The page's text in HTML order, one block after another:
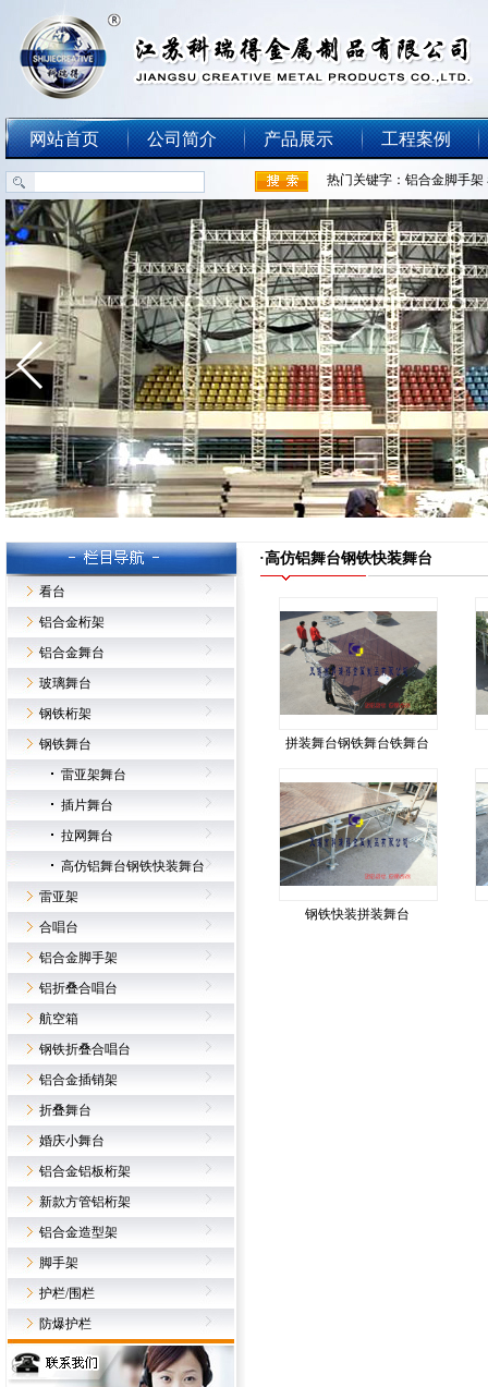
网站首页 公司简介 产品展示 工程案例
热门关键字： 铝合金脚手架
看台
铝合金桁架
铝合金舞台
玻璃舞台
钢铁桁架
钢铁舞台
雷亚架舞台
插片舞台
拉网舞台
高仿铝舞台钢铁快装舞台
雷亚架
合唱台
铝合金脚手架
铝折叠合唱台
航空箱
钢铁折叠合唱台
铝合金插销架
折叠舞台
婚庆小舞台
铝合金铝板桁架
新款方管铝桁架
铝合金造型架
脚手架
护栏/围栏
防爆护栏
·高仿铝舞台钢铁快装舞台
拼装舞台钢铁舞台铁舞台
钢铁快装拼装舞台